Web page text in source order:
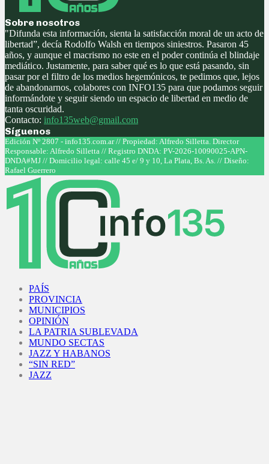
Sobre nosotros
"Difunda esta información, sienta la satisfacción moral de un acto de
libertad”, decía Rodolfo Walsh en tiempos siniestros. Pasaron 45
años, y aunque el macrismo no este en el poder continúa el blindaje
mediático. Justamente, para saber qué es lo que está pasando, sin
pasar por el filtro de los medios hegemónicos, te pedimos que, lejos
de abandonarnos, colabores con INFO135 para que podamos seguir
informándote y seguir siendo un espacio de libertad en medio de
tanta oscuridad.
Contacto: info135web@gmail.com
Síguenos
Facebook
Twitter
Instagram
Youtube
Edición Nº 2807 - info135.com.ar // Propiedad: Alfredo Silletta. Director
Responsable: Alfredo Silletta // Registro DNDA: PV-2026-10090025-APN-
DNDA#MJ // Domicilio legal: calle 45 e/ 9 y 10, La Plata, Bs. As. // Diseño:
Rafael Guerrero
PAÍS
PROVINCIA
MUNICIPIOS
OPINIÓN
LA PATRIA SUBLEVADA
MUNDO SECTAS
JAZZ Y HABANOS
“SIN RED”
JAZZ